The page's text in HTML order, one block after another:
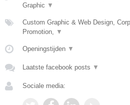
Graphic ▼
Custom Graphic & Web Design,
Promotion,
▼
Openingstijden ▼
Laatste facebook posts ▼
Sociale media: